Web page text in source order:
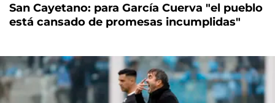
San Cayetano: para García Cuerva "el pueblo
está cansado de promesas incumplidas"